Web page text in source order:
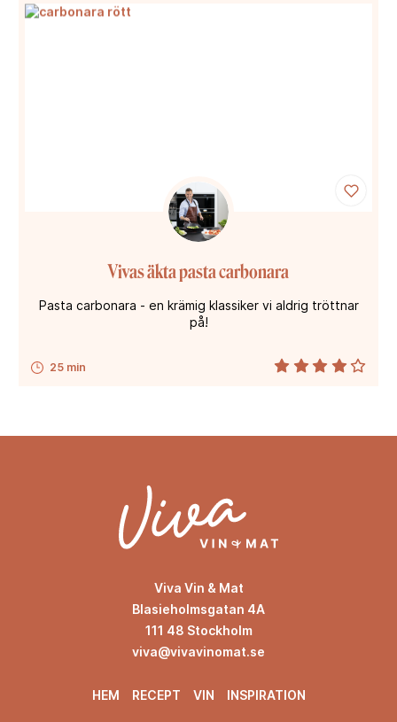
25 min
Vivas äkta pasta carbonara
Pasta carbonara - en krämig klassiker vi aldrig tröttnar
på!
Viva Vin & Mat
Blasieholmsgatan 4A
111 48 Stockholm
viva@vivavinomat.se
HEM RECEPT VIN INSPIRATION